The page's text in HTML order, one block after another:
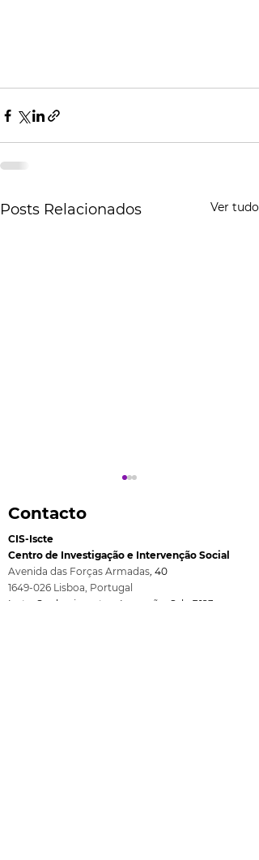
Posts Relacionados Ver tudo
Contacto
CIS-Iscte
Centro de Investigação e Intervenção Social
Avenida das Forças Armadas, 40
1649-026 Lisboa, Portugal
Iscte-Conhecimento e Inovação, Sala B123